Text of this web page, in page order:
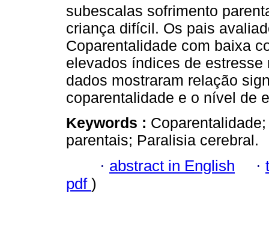
subescalas sofrimento
criança difícil. Os pais
Coparentalidade com baixa
elevados índices de
dados mostraram relação
coparentalidade e o nível de
Keywords :
parentais; Paralisia cerebral.
· abstract in English ·
pdf )